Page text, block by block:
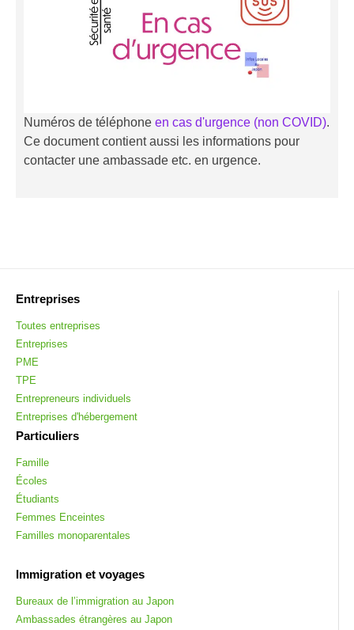
Numéros de téléphone en cas d'urgence (non COVID).
Ce document contient aussi les informations pour
contacter une ambassade etc. en urgence.
Entreprises
Toutes entreprises
Entreprises
PME
TPE
Entrepreneurs individuels
Entreprises d'hébergement
Particuliers
Famille
Écoles
Étudiants
Femmes Enceintes
Familles monoparentales
Immigration et voyages
Bureaux de l’immigration au Japon
Ambassades étrangères au Japon